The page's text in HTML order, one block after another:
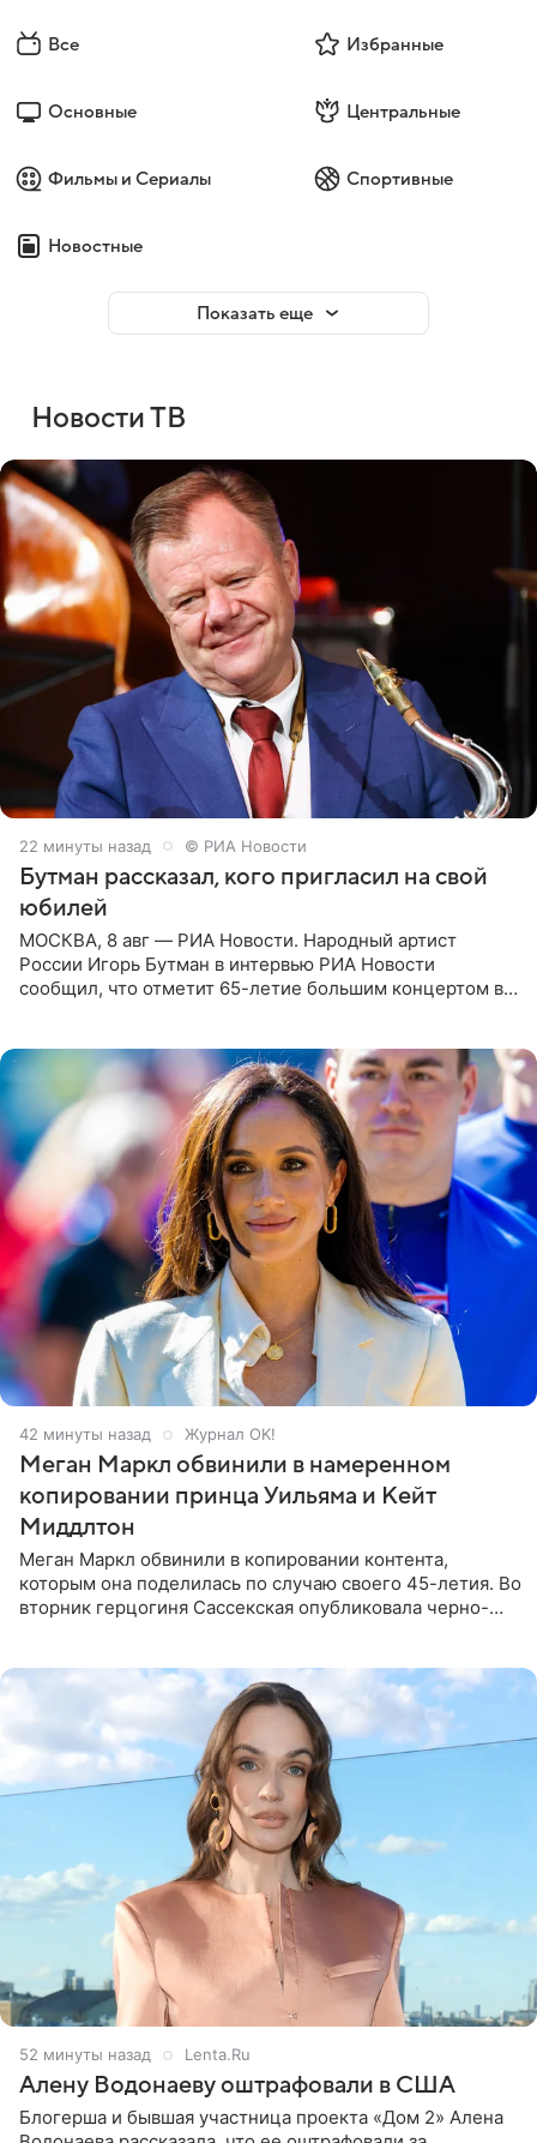
Все Избранные
Основные Центральные
Фильмы и Сериалы Спортивные
Новостные
Показать еще
Новости ТВ
22 минуты назад © РИА Новости
Бутман рассказал, кого пригласил на свой
юбилей
МОСКВА, 8 авг — РИА Новости. Народный артист
России Игорь Бутман в интервью РИА Новости
сообщил, что отметит 65-летие большим концертом в
42 минуты назад Журнал OK!
Меган Маркл обвинили в намеренном
копировании принца Уильяма и Кейт
Миддлтон
Меган Маркл обвинили в копировании контента,
которым она поделилась по случаю своего 45-летия. Во
вторник герцогиня Сассекская опубликовала черно-
52 минуты назад Lenta.Ru
Алену Водонаеву оштрафовали в США
Блогерша и бывшая участница проекта «Дом 2» Алена